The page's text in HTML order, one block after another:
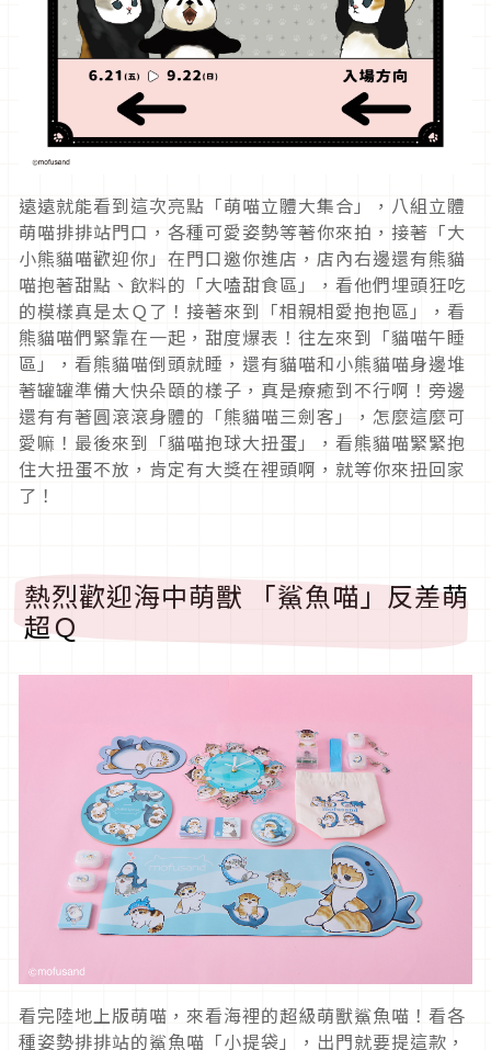
遠遠就能看到這次亮點「萌喵立體大集合」，八組立體
萌喵排排站門口，各種可愛姿勢等著你來拍，接著「大
小熊貓喵歡迎你」在門口邀你進店，店內右邊還有熊貓
喵抱著甜點、飲料的「大嗑甜食區」，看他們埋頭狂吃
的模樣真是太Ｑ了！接著來到「相親相愛抱抱區」，看
熊貓喵們緊靠在一起，甜度爆表！往左來到「貓喵午睡
區」，看熊貓喵倒頭就睡，還有貓喵和小熊貓喵身邊堆
著罐罐準備大快朵頤的樣子，真是療癒到不行啊！旁邊
還有有著圓滾滾身體的「熊貓喵三劍客」，怎麼這麼可
愛嘛！最後來到「貓喵抱球大扭蛋」，看熊貓喵緊緊抱
住大扭蛋不放，肯定有大獎在裡頭啊，就等你來扭回家
了！
熱烈歡迎海中萌獸 「鯊魚喵」反差萌
超Ｑ
看完陸地上版萌喵，來看海裡的超級萌獸鯊魚喵！看各
種姿勢排排站的鯊魚喵「小提袋」，出門就要提這款，